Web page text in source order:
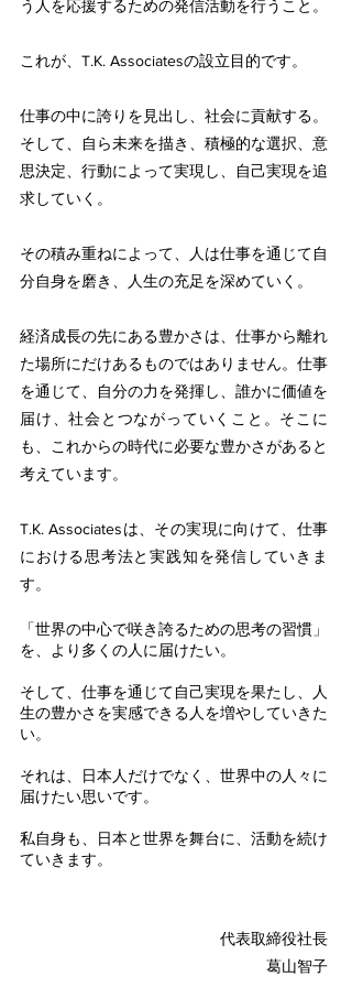
う人を応援するための発信活動を行うこと。
これが、T.K. Associatesの設立目的です。
仕事の中に誇りを見出し、社会に貢献する。
そして、自ら未来を描き、積極的な選択、意
思決定、行動によって実現し、自己実現を追
求していく。
その積み重ねによって、人は仕事を通じて自
分自身を磨き、人生の充足を深めていく。
経済成長の先にある豊かさは、仕事から離れ
た場所にだけあるものではありません。仕事
を通じて、自分の力を発揮し、誰かに価値を
届け、社会とつながっていくこと。そこに
も、これからの時代に必要な豊かさがあると
考えています。
T.K. Associatesは、その実現に向けて、仕事
における思考法と実践知を発信していきま
す。
「世界の中心で咲き誇るための思考の習慣」
を、より多くの人に届けたい。
そして、仕事を通じて自己実現を果たし、人
生の豊かさを実感できる人を増やしていきた
い。
それは、日本人だけでなく、世界中の人々に
届けたい思いです。
私自身も、日本と世界を舞台に、活動を続け
ていきます。
代表取締役社長
​葛山智子